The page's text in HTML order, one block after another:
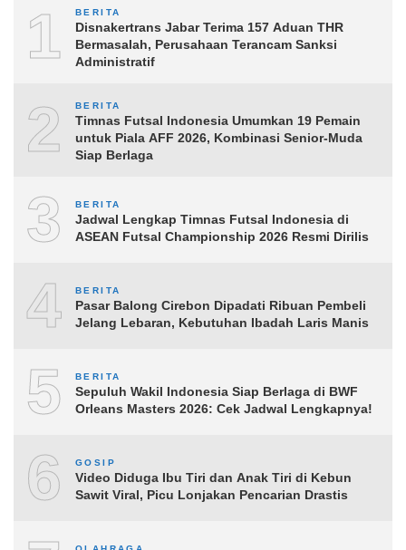
1 BERITA
Disnakertrans Jabar Terima 157 Aduan THR
Bermasalah, Perusahaan Terancam Sanksi
Administratif
2 BERITA
Timnas Futsal Indonesia Umumkan 19 Pemain
untuk Piala AFF 2026, Kombinasi Senior-Muda
Siap Berlaga
3 BERITA
Jadwal Lengkap Timnas Futsal Indonesia di
ASEAN Futsal Championship 2026 Resmi Dirilis
4 BERITA
Pasar Balong Cirebon Dipadati Ribuan Pembeli
Jelang Lebaran, Kebutuhan Ibadah Laris Manis
5 BERITA
Sepuluh Wakil Indonesia Siap Berlaga di BWF
Orleans Masters 2026: Cek Jadwal Lengkapnya!
6 GOSIP
Video Diduga Ibu Tiri dan Anak Tiri di Kebun
Sawit Viral, Picu Lonjakan Pencarian Drastis